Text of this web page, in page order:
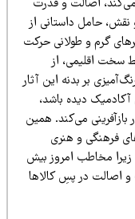
اصالت و قدرت
داستانی از
و طولانی حرکت
اقلیمی، از
بر بدنه این آثار
دیده باشد،
می‌کند. همین
و هنری
امروز بیش
در پسِ کالاها